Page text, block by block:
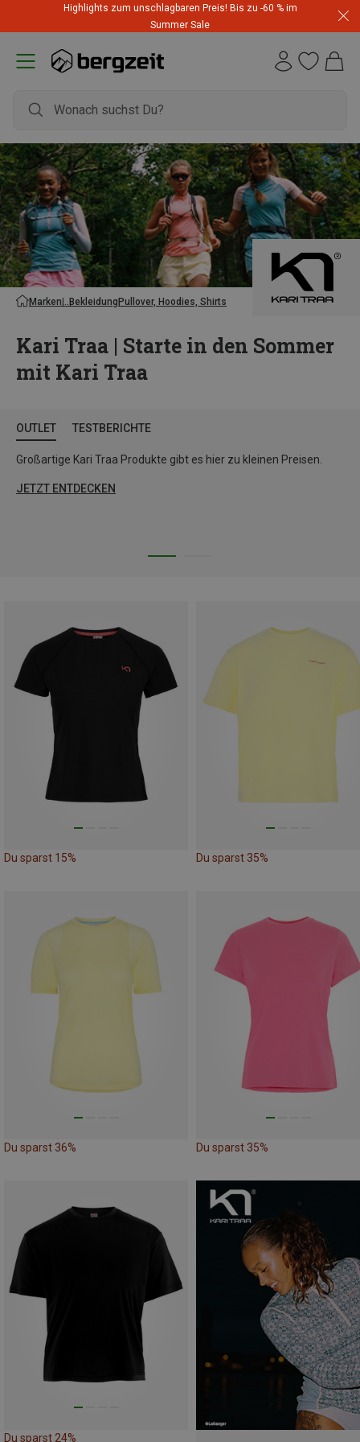
Highlights zum unschlagbaren Preis! Bis zu -60 % im
Summer Sale
Marken BekleidungPullover, Hoodies, Shirts
Kari Traa | Starte in den Sommer
mit Kari Traa
OUTLET TESTBERICHTE
Großartige Kari Traa Produkte gibt es hier zu kleinen Preisen.
JETZT ENTDECKEN
Du sparst 15% Du sparst 35%
Du sparst 36% Du sparst 35%
Du sparst 24%